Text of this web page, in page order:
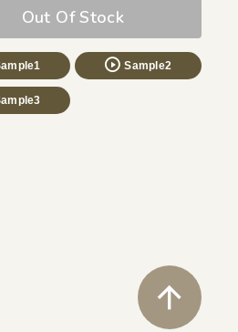
Out Of Stock
Sample2